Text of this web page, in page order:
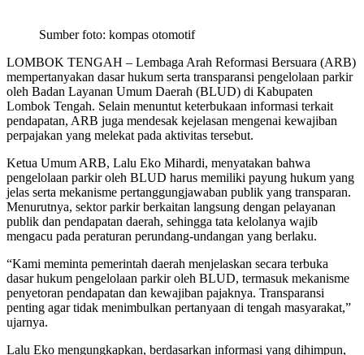
Sumber foto: kompas otomotif
LOMBOK TENGAH – Lembaga Arah Reformasi Bersuara (ARB)
mempertanyakan dasar hukum serta transparansi pengelolaan parkir
oleh Badan Layanan Umum Daerah (BLUD) di Kabupaten
Lombok Tengah. Selain menuntut keterbukaan informasi terkait
pendapatan, ARB juga mendesak kejelasan mengenai kewajiban
perpajakan yang melekat pada aktivitas tersebut.
​Ketua Umum ARB, Lalu Eko Mihardi, menyatakan bahwa
pengelolaan parkir oleh BLUD harus memiliki payung hukum yang
jelas serta mekanisme pertanggungjawaban publik yang transparan.
Menurutnya, sektor parkir berkaitan langsung dengan pelayanan
publik dan pendapatan daerah, sehingga tata kelolanya wajib
mengacu pada peraturan perundang-undangan yang berlaku.
​“Kami meminta pemerintah daerah menjelaskan secara terbuka
dasar hukum pengelolaan parkir oleh BLUD, termasuk mekanisme
penyetoran pendapatan dan kewajiban pajaknya. Transparansi
penting agar tidak menimbulkan pertanyaan di tengah masyarakat,”
ujarnya.
​Lalu Eko mengungkapkan, berdasarkan informasi yang dihimpun,